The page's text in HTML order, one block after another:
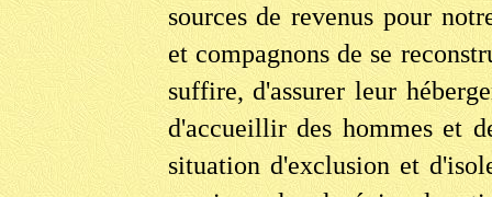
sources de revenus pour
et compagnons de se
suffire, d'assurer leur
d'accueillir des hommes et
situation d'exclusion et